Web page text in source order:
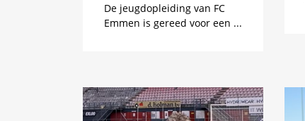
De jeugdopleiding van FC
Emmen is gereed voor een ...